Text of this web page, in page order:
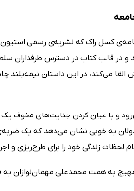
کسل راک که نشریه‌ی رسمی
به انتشار رسید و در قالب کتاب در دسترس
می‌کند، در این داستان نیمه‌بلند
و با عیان کردن جنایت‌های مخوف یک
به خوبی نشان می‌دهد که یک
لحظات زندگی خود را برای طرح‌ریزی و
مهیج به همت محمدعلی مهمان‌نوازان به